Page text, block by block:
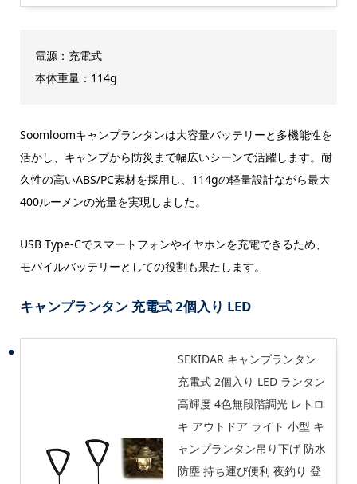
電源：充電式
本体重量：114g
Soomloomキャンプランタンは大容量バッテリーと多機能性を
活かし、キャンプから防災まで幅広いシーンで活躍します。耐
久性の高いABS/PC素材を採用し、114gの軽量設計ながら最大
400ルーメンの光量を実現しました。
USB Type-Cでスマートフォンやイヤホンを充電できるため、
モバイルバッテリーとしての役割も果たします。
キャンプランタン 充電式 2個入り LED
SEKIDAR キャンプランタン
充電式 2個入り LED ランタン
高輝度 4色無段階調光 レトロ
キ アウトドア ライト 小型 キ
ャンプランタン吊り下げ 防水
防塵 持ち運び便利 夜釣り 登